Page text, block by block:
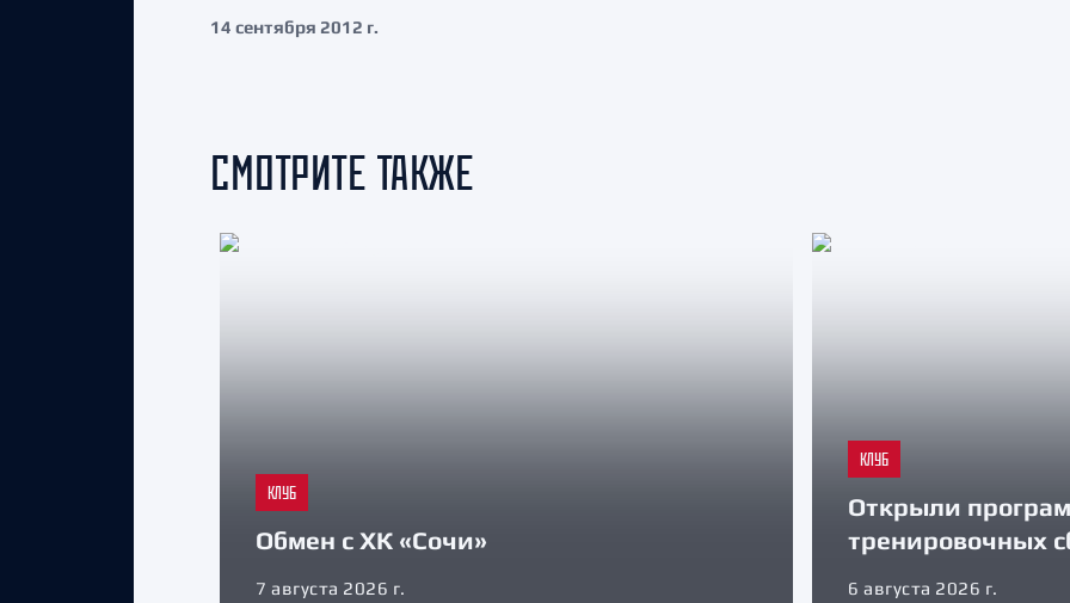
14 сентября 2012 г.
СМОТРИТЕ ТАКЖЕ
КЛУБ
Обмен с ХК «Сочи»
7 августа 2026 г.
КЛУБ
Открыли
тренировочных
6 августа 2026 г.